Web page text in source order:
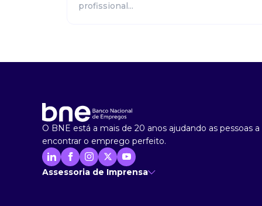
profissional...
O BNE está a mais de 20 anos ajudando as pessoas a
encontrar o emprego perfeito.
Assessoria de Imprensa